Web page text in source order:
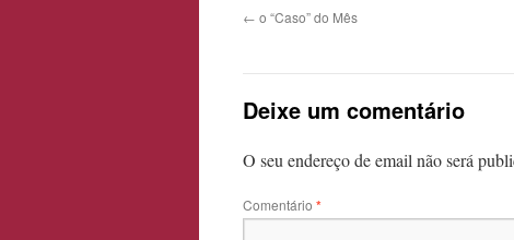
← o “Caso” do Mês
Deixe um comentário
O seu endereço de email não será
Comentário *